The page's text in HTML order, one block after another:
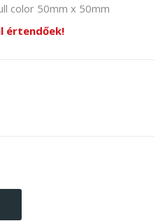
color 50mm x 50mm
értendőek!